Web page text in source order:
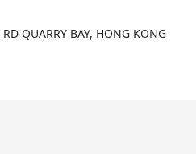
QUARRY BAY, HONG KONG